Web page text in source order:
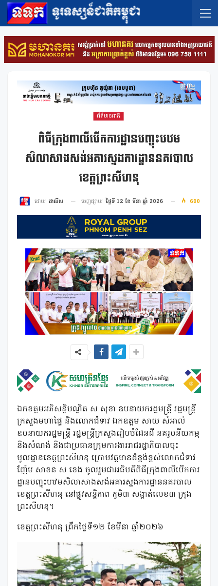
ព័ត៌មានជាតិ
ពិធីក្រុងពាលីបើកការដ្ឋានបញ្ចុះបឋម
សិលាសាងសង់អគារស្នងការដ្ឋាននគរបាល
ខេត្តព្រះសីហនុ
ដោយ ដាលីស ចេញផ្សាយ ថ្ងៃទី 12 ខែ មីនា ឆ្នាំ 2026 600
ឯកឧត្តមអភិសន្តិបណ្ឌិត ស សុខា ឧបនាយករដ្ឋមន្ត្រី រដ្ឋមន្ត្រី
ក្រសួងមហាផ្ទៃ និងលោកជំទាវ ឯកឧត្តម សាយ សំអាល់
ឧបនាយករដ្ឋមន្ត្រី រដ្ឋមន្ត្រីក្រសួងរៀបចំដែនដី នគរូបនីយកម្ម
និងសំណង់ និងជាប្រធានក្រុមការងាររាជរដ្ឋាភិបាលចុះ
មូលដ្ឋានខេត្តព្រះសីហនុ ក្រោមវត្តមានដ៏ខ្ពង់ខ្ពស់លោកជំទាវ
ញ៉ែម សាខន ស ខេង ចូលរួមជាអធិបតីពិធីក្រុងពាលីបើកការ
ដ្ឋានបញ្ចុះបឋមសិលាសាងសង់អគារស្នងការដ្ឋាននគរបាល
ខេត្តព្រះសីហនុ នៅផ្លូវសន្តិភាព ភូមិ៣ សង្កាត់លេខ៣ ក្រុង
ព្រះសីហនុ។
ខេត្តព្រះសីហនុ ព្រឹកថ្ងៃទី១២ ខែមីនា ឆ្នាំ២០២៦